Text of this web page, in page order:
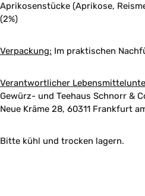
Aprikosenstücke (Aprikose,
(2%)
Verpackung: Im praktischen
Verantwortlicher
Gewürz- und Teehaus Schnorr &
Neue Kräme 28, 60311 Frankfurt
Bitte kühl und trocken lagern.